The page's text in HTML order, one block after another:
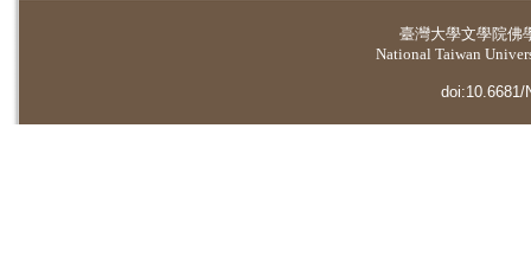
臺灣大學文學院佛
National Taiwan
doi:10.6681/